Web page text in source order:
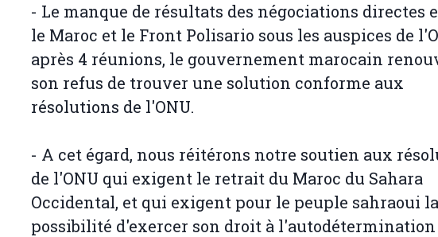
- Le manque de résultats des négociations directes
le Maroc et le Front Polisario sous les auspices de
après 4 réunions, le gouvernement marocain
son refus de trouver une solution conforme aux
résolutions de l'ONU.
- A cet égard, nous réitérons notre soutien aux
de l'ONU qui exigent le retrait du Maroc du Sahara
Occidental, et qui exigent pour le peuple sahraoui la
possibilité d'exercer son droit à